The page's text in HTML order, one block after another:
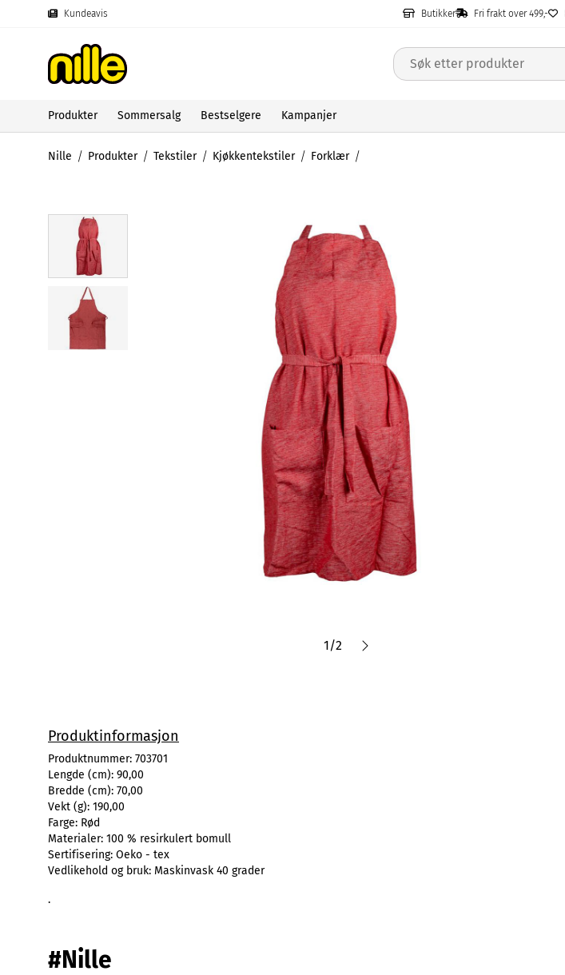
Kundeavis Butikker Fri frakt over 499,-
Produkter Sommersalg Bestselgere Kampanjer
Nille Produkter Tekstiler Kjøkkentekstiler Forklær
1/2
Produktinformasjon
Produktnummer: 703701
Lengde (cm): 90,00
Bredde (cm): 70,00
Vekt (g): 190,00
Farge: Rød
Materialer: 100 % resirkulert bomull
Sertifisering: Oeko - tex
Vedlikehold og bruk: Maskinvask 40 grader
.
#Nille